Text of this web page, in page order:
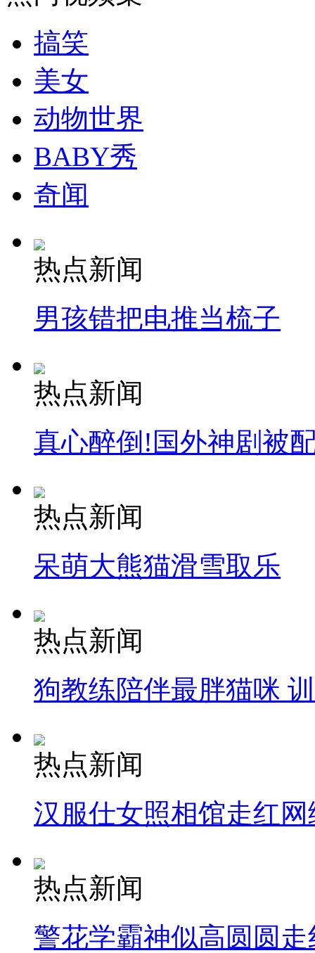
搞笑
美女
动物世界
BABY秀
奇闻
热点新闻
男孩错把电推当梳子
热点新闻
真心醉倒!国外神剧被
热点新闻
呆萌大熊猫滑雪取乐
热点新闻
狗教练陪伴最胖猫咪
热点新闻
汉服仕女照相馆走红网
热点新闻
警花学霸神似高圆圆走